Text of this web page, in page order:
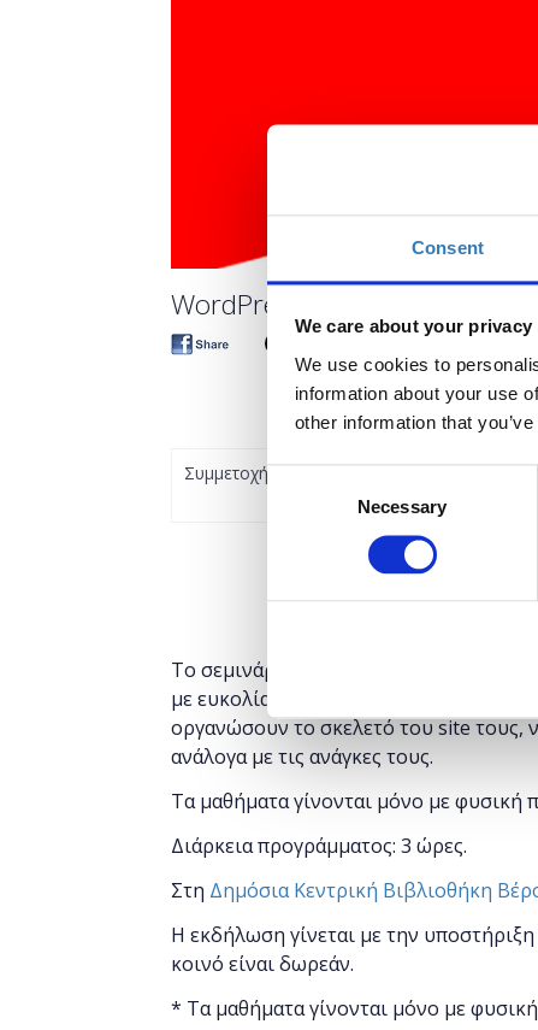
Consent
We care about your privacy
We use cookies to
information about your use
other information that
Consent
Necessary
WordPress: Introduction to
Συμμετοχή
Το σεμινάριο έχει ως στόχο να μάθει
με ευκολία αλλά και
οργανώσουν το σκελετό του site τους,
ανάλογα με τις ανάγκες τους.
Τα μαθήματα γίνονται μόνο με φυσική
Διάρκεια προγράμματος: 3 ώρες.
Στη Δημόσια Κεντρική Βιβλιοθήκη
Η εκδήλωση γίνεται με την υποστήριξη
κοινό είναι δωρεάν.
* Τα μαθήματα γίνονται μόνο με